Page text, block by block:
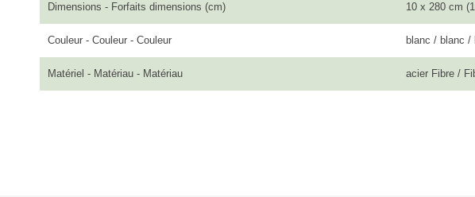
Dimensions - Forfaits dimensions (cm) 10 x 280 cm
Couleur - Couleur - Couleur blanc / blanc /
Matériel - Matériau - Matériau acier Fibre /